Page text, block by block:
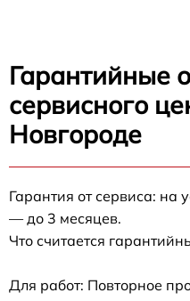
Гарантийные
сервисного
Новгороде
Гарантия от сервиса: на
— до 3 месяцев.
Что считается
Для работ: Повторное